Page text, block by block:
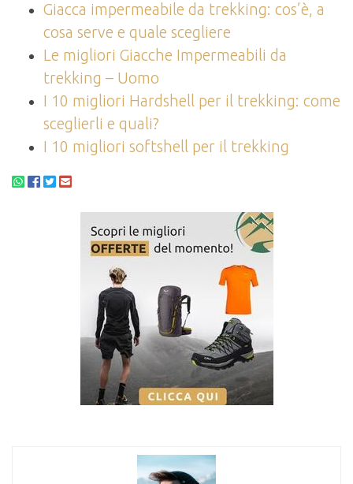
Giacca impermeabile da trekking: cos’è, a
cosa serve e quale scegliere
Le migliori Giacche Impermeabili da
trekking – Uomo
I 10 migliori Hardshell per il trekking: come
sceglierli e quali?
I 10 migliori softshell per il trekking